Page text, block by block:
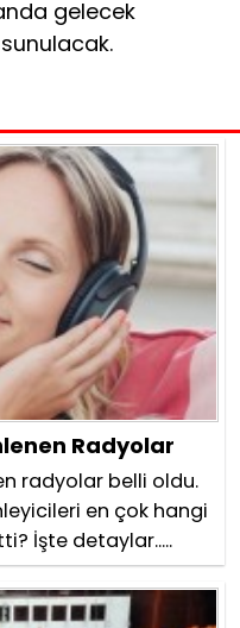
gelecek
Radyolar
radyolar belli oldu.
en çok hangi
İşte detaylar.....